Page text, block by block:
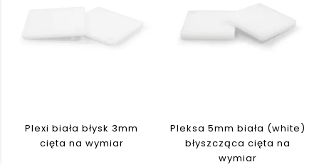
Plexi biała błysk 3mm
cięta na wymiar
Pleksa 5mm biała (white)
błyszcząca cięta na
wymiar